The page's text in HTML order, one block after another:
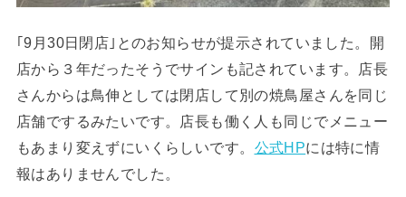
｢9月30日閉店｣とのお知らせが提示されていました。開
店から３年だったそうでサインも記されています。店長
さんからは鳥伸としては閉店して別の焼鳥屋さんを同じ
店舗でするみたいです。店長も働く人も同じでメニュー
もあまり変えずにいくらしいです。 公式HPには特に情
報はありませんでした。